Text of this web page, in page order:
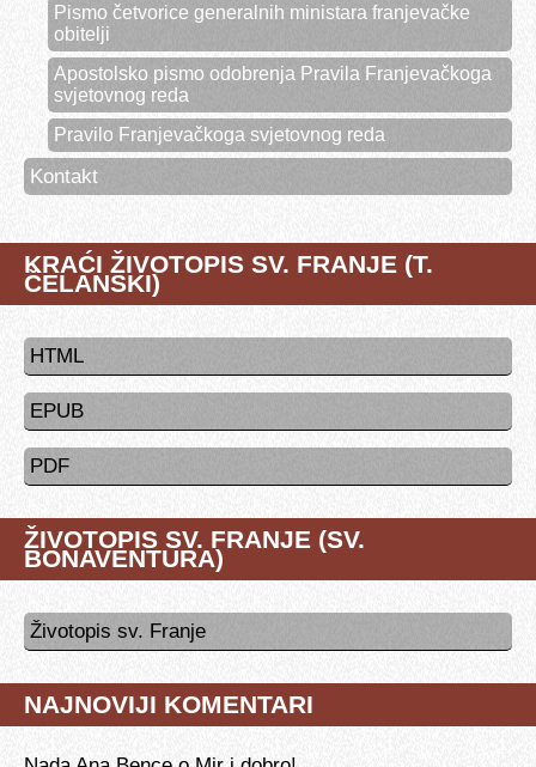
Pismo četvorice generalnih ministara franjevačke
obitelji
Apostolsko pismo odobrenja Pravila Franjevačkoga
svjetovnog reda
Pravilo Franjevačkoga svjetovnog reda
Kontakt
KRAĆI ŽIVOTOPIS SV. FRANJE (T.
ČELANSKI)
HTML
EPUB
PDF
ŽIVOTOPIS SV. FRANJE (SV.
BONAVENTURA)
Životopis sv. Franje
NAJNOVIJI KOMENTARI